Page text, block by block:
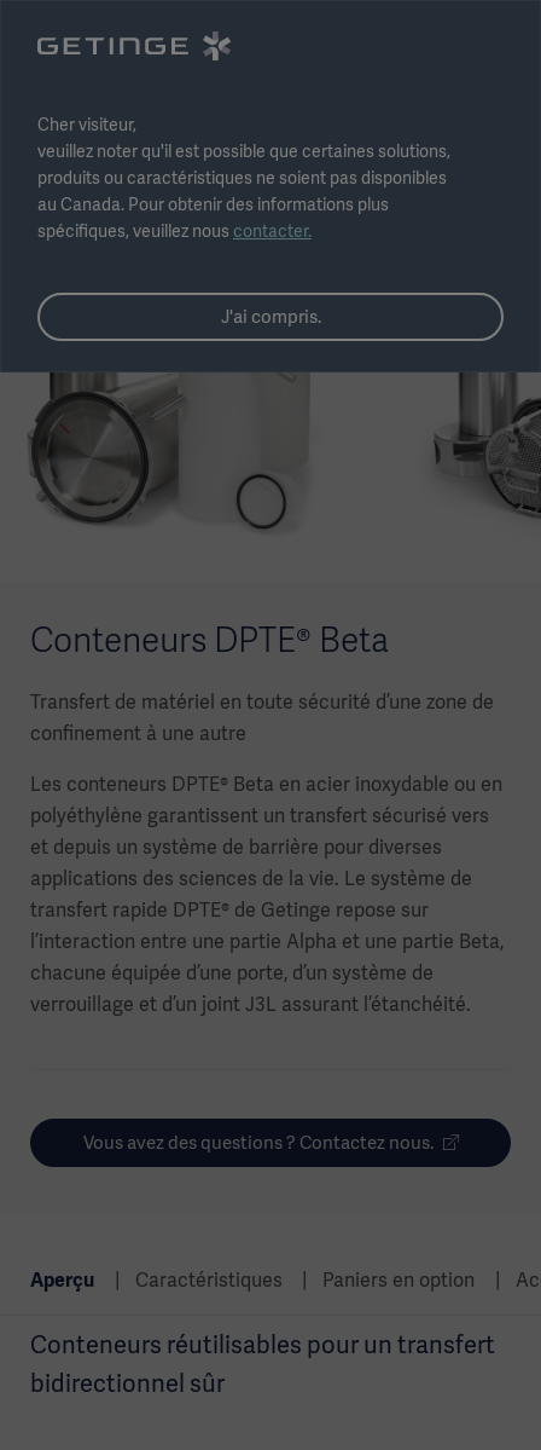
Sélectionnez une région
Conteneurs DPTE® Beta
Transfert de matériel en toute sécurité d’une zone de
confinement à une autre
Les conteneurs DPTE® Beta en acier inoxydable ou en
polyéthylène garantissent un transfert sécurisé vers
et depuis un système de barrière pour diverses
applications des sciences de la vie. Le système de
transfert rapide DPTE® de Getinge repose sur
l’interaction entre une partie Alpha et une partie Beta,
chacune équipée d’une porte, d’un système de
verrouillage et d’un joint J3L assurant l’étanchéité.
Vous avez des questions ? Contactez nous.
Aperçu Caractéristiques Paniers en option
Conteneurs réutilisables pour un transfert
bidirectionnel sûr
Cher visiteur,
veuillez noter qu'il est possible que certaines solutions,
produits ou caractéristiques ne soient pas disponibles
au Canada. Pour obtenir des informations plus
spécifiques, veuillez nous contacter.
J'ai compris.